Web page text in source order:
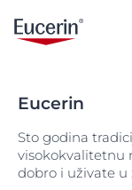
Eucerin
Sto godina
visokokvalitetnu
dobro i uživate u